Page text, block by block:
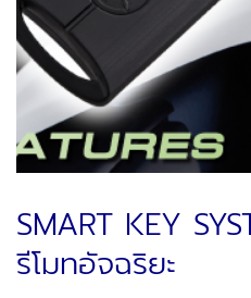
SMART KEY
รีโมทอัจฉริยะ